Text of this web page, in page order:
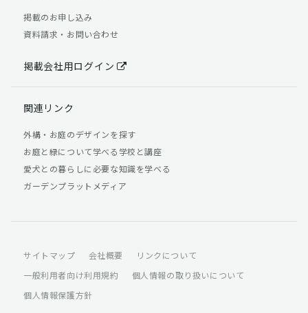
掲載のお申し込み
資料請求・お問い合わせ
掲載会社用ログイン
関連リンク
外構・お庭のデザインを探す
お庭と緑について学べる学校と講座
愛犬との暮らしに必要な知識を学べる
ガーデンプラットメディア
サイトマップ 会社概要
リンクについて
一般利用者向け利用規約
個人情報の取り扱いについて
個人情報保護方針